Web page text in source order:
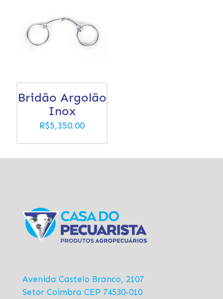
Bridão Argolão
Inox
R$5,350.00
Avenida Castelo Branco, 2107
Setor Coimbra CEP 74530-010